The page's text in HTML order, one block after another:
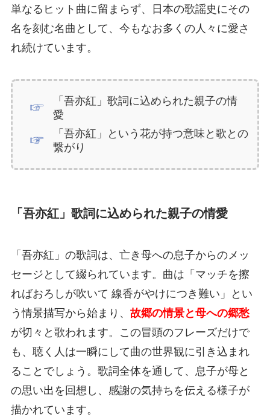
単なるヒット曲に留まらず、日本の歌謡史にその
名を刻む名曲として、今もなお多くの人々に愛さ
れ続けています。
「吾亦紅」歌詞に込められた親子の情
愛
「吾亦紅」という花が持つ意味と歌との
繋がり
「吾亦紅」歌詞に込められた親子の情愛
「吾亦紅」の歌詞は、亡き母への息子からのメッ
セージとして綴られています。曲は「マッチを擦
ればおろしが吹いて 線香がやけにつき難い」とい
う情景描写から始まり、 故郷の情景と母への郷愁
が切々と歌われます。この冒頭のフレーズだけで
も、聴く人は一瞬にして曲の世界観に引き込まれ
ることでしょう。歌詞全体を通して、息子が母と
の思い出を回想し、感謝の気持ちを伝える様子が
描かれています。